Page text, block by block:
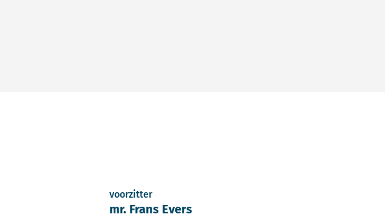
voorzitter
mr. Frans Evers